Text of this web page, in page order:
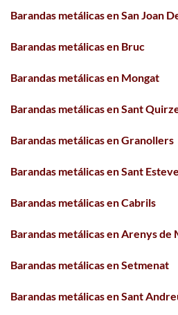
Barandas metálicas en San Joan
Barandas metálicas en Bruc
Barandas metálicas en Mongat
Barandas metálicas en Sant
Barandas metálicas en Granollers
Barandas metálicas en Sant
Barandas metálicas en Cabrils
Barandas metálicas en Arenys de
Barandas metálicas en Setmenat
Barandas metálicas en Sant